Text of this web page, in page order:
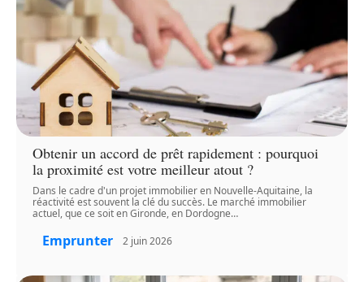
Obtenir un accord de prêt rapidement : pourquoi
la proximité est votre meilleur atout ?
Dans le cadre d'un projet immobilier en Nouvelle-Aquitaine, la
réactivité est souvent la clé du succès. Le marché immobilier
actuel, que ce soit en Gironde, en Dordogne…
Emprunter 2 juin 2026